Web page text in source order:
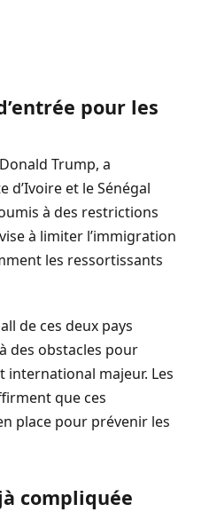
pour les
Trump, a
d’Ivoire et le Sénégal
à des restrictions
à limiter l’immigration
les ressortissants
de ces deux pays
des obstacles pour
international majeur. Les
que ces
place pour prévenir les
compliquée